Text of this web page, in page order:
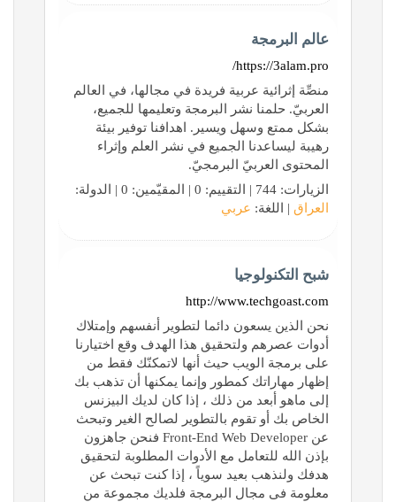
عالم البرمجة
https://3alam.pro/
منصِّة إثرائية عربية فريدة في مجالها، في العالم
العربيّ. حلمنا نشر البرمجة وتعليمها للجميع،
بشكل ممتع وسهل ويسير. اهدافنا توفير بيئة
رهيبة ليساعدنا الجميع في نشر العلم وإثراء
المحتوى العربيّ البرمجيّ.
الزيارات: 744 | التقييم: 0 | المقيّمين: 0 | الدولة:
العراق | اللغة: عربي
شبح التكنولوجيا
http://www.techgoast.com
نحن الذين يسعون دائما لتطوير أنفسهم وإمتلاك
أدوات عصرهم ولتحقيق هذا الهدف وقع اختيارنا
على برمجة الويب حيث أنها لاتمكنّك فقط من
إظهار مهاراتك كمطور وإنما يمكنها أن تذهب بك
إلى ماهو أبعد من ذلك ، إذا كان لديك البيزنس
الخاص بك أو تقوم بالتطوير لصالح الغير وتبحث
عن Front-End Web Developer فنحن جاهزون
بإذن الله للتعامل مع الأدوات المطلوبة لتحقيق
هدفك ولنذهب بعيد سوياً ، إذا كنت تبحث عن
معلومة فى مجال البرمجة فلديك مجموعة من